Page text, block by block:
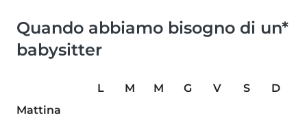
Quando abbiamo bisogno di un*
babysitter
L M M G V S
D
Mattina